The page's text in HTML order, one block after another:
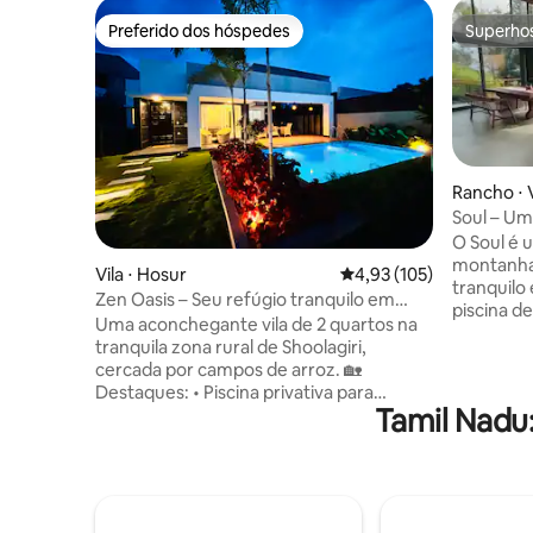
Preferido dos hóspedes
Preferido dos hóspedes
Vila ⋅ Hosur 4,93 de uma avaliação
4,93 (105)
Zen Oasis – Seu refúgio tranquilo em
uma fazenda
Uma aconchegante vila de 2 quartos na
tranquila zona rural de Shoolagiri,
cercada por campos de arroz. 🏡
Destaques: • Piscina privativa para
mergulhos refrescantes e jogos na
Rancho ⋅
Soul –
piscina e
O Soul é
tranquilo
piscina
Tamil